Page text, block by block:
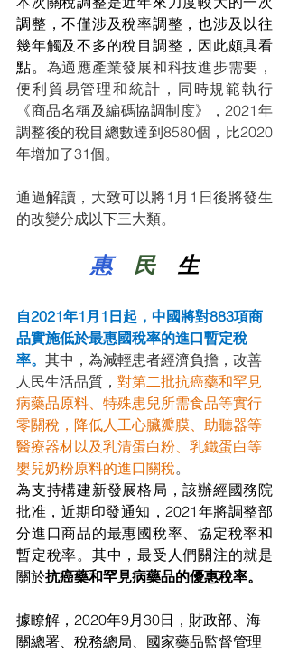
調整，不僅涉及稅率調整，也涉及以往
幾年觸及不多的稅目調整，因此頗具看
點。 為適應產業發展和科技進步需要，
便利貿易管理和統計，同時規範執行
《商品名稱及編碼協調制度》，2021年
調整後的稅目總數達到8580個，比2020
年增加了31個。
通過解讀，大致可以將1月1日後將發生
的改變分成以下三大類。
惠 民 生
自2021年1月1日起，中國將對883項商
品實施低於最惠國稅率的進口暫定稅
率。 其中，為減輕患者經濟負擔，改善
人民生活品質， 對第二批抗癌藥和罕見
病藥品原料、特殊患兒所需食品等實行
零關稅，降低人工心臟瓣膜、助聽器等
醫療器材以及乳清蛋白粉、乳鐵蛋白等
嬰兒奶粉原料的進口關稅。
為支持構建新發展格局，該辦經國務院
批准，近期印發通知，2021年將調整部
分進口商品的最惠國稅率、協定稅率和
暫定稅率。其中，最受人們關注的就是
關於抗癌藥和罕見病藥品的優惠稅率。
據瞭解，2020年9月30日，財政部、海
關總署、稅務總局、國家藥品監督管理